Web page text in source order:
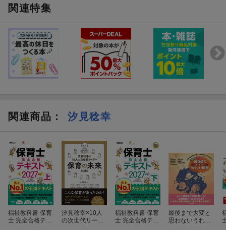
関連特集
関連商品 ： 汐見稔幸
福祉教科書 保育
士 完全合格テキ
汐見稔幸×10人
の次世代リーダ
福祉教科書 保育
士 完全合格テキ
最後まで大変と
思わないうれし